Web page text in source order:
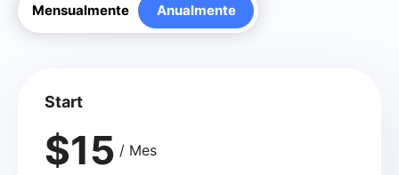
Mensualmente Anualmente
Start
$15 / Mes